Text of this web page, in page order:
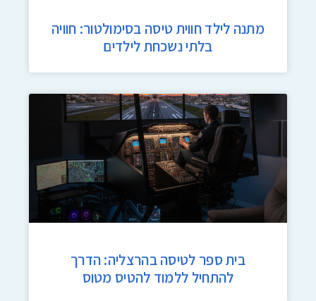
מתנה לילד חווית טיסה בסימולטור: חוויה
בלתי נשכחת לילדים
בית ספר לטיסה בהרצליה: הדרך
להתחיל ללמוד להטיס מטוס